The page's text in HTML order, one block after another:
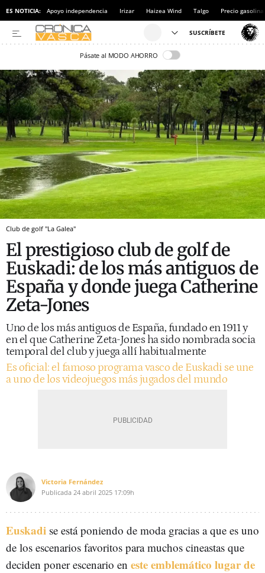
ES NOTICIA: Apoyo independencia Irizar Haizea Wind Talgo Precio gasolina
Pásate al MODO AHORRO
Club de golf "La Galea"
El prestigioso club de golf de
Euskadi: de los más antiguos de
España y donde juega Catherine
Zeta-Jones
Uno de los más antiguos de España, fundado en 1911 y
en el que Catherine Zeta-Jones ha sido nombrada socia
temporal del club y juega allí habitualmente
Es oficial: el famoso programa vasco de Euskadi se une
a uno de los videojuegos más jugados del mundo
Victoria Fernández
Publicada 24 abril 2025 17:09h
Euskadi se está poniendo de moda gracias a que es uno
de los escenarios favoritos para muchos cineastas que
deciden poner escenario en este emblemático lugar de